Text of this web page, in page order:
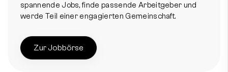
spannende Jobs, finde passende Arbeitgeber und
werde Teil einer engagierten Gemeinschaft.
Zur Jobbörse